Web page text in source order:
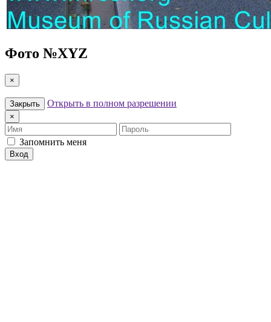
Фото №XYZ
×
Закрыть Открыть в полном разрешении
×
Имя
Пароль
Запомнить меня
Вход